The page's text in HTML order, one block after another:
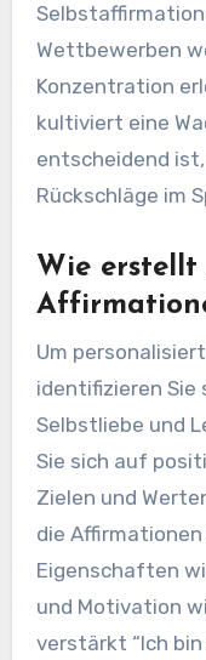
Wettbewerben
Konzentration
kultiviert eine
entscheidend
Rückschläge im
Wie erstellt
Um
identifizieren Sie
Selbstliebe und
Sie sich auf
Zielen und
die
Eigenschaften
und Motivation
verstärkt “Ich